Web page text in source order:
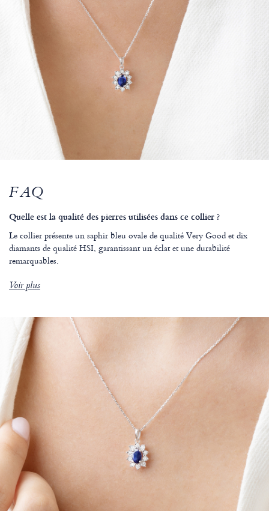
FAQ
Quelle est la qualité des pierres utilisées dans ce collier ?
Le collier présente un saphir bleu ovale de qualité Very Good et dix
diamants de qualité HSI, garantissant un éclat et une durabilité
remarquables.
Voir plus